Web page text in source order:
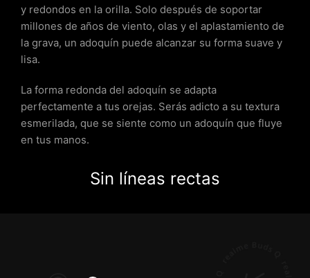
y redondos en la orilla. Solo después de soportar
millones de años de viento, olas y el aplastamiento de
la grava, un adoquín puede alcanzar su forma suave y
lisa.
La forma redonda del adoquín se adapta
perfectamente a tus orejas. Serás adicto a su textura
esmerilada, que se siente como un adoquín que fluye
en tus manos.
Sin líneas rectas